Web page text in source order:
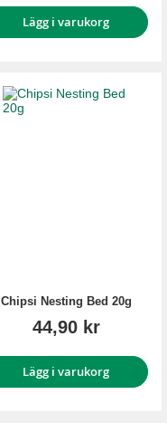
Lägg i varukorg
Chipsi Nesting Bed 20g
44,90 kr
Lägg i varukorg